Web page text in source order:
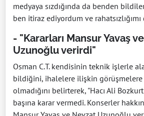
medyaya sızdığında da benden
ben itiraz ediyordum ve
- "Kararları Mansur Yavaş
Uzunoğlu verirdi"
Osman C.T. kendisinin teknik işlerle
bildiğini, ihalelere ilişkin
olmadığını belirterek, "Hacı Ali
başına karar vermedi. Konserler